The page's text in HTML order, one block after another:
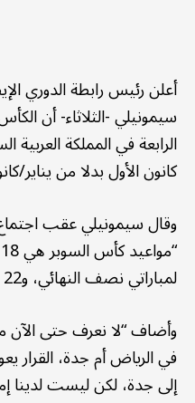
أعلن رئيس رابطة الدوري
سيمونيلي -الثلاثاء- أن
الرابعة في المملكة
كانون الأول بدلا من يناير/
وقال سيمونيلي عقب اجتماع
لمباراتي نصف النهائي، و22 منه للمباراة النهائية”.
وأضاف “لا نعرف حتى الآن
في الرياض أم جدة، القرار
إلى جدة، لكن ليست لدينا